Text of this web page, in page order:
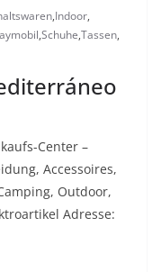
,Indoor,
,Schuhe,Tassen,
Center –
Accessoires,
Outdoor,
Adresse: